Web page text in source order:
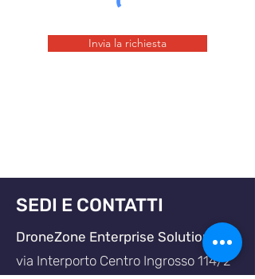
Invia la richiesta
SEDI E CONTATTI
DroneZone Enterprise Solutions
via Interporto Centro Ingrosso 114/2